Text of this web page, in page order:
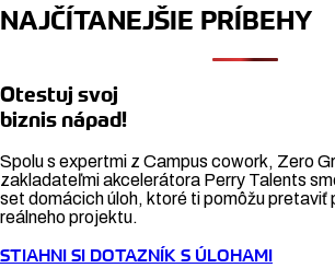
NAJČÍTANEJŠIE PRÍBEHY
Otestuj svoj
biznis nápad!
Spolu s expertmi z Campus cowork, Zero
zakladateľmi akcelerátora Perry Talents
set domácich úloh, ktoré ti pomôžu pretaviť
reálneho projektu.
STIAHNI SI DOTAZNÍK S ÚLOHAMI